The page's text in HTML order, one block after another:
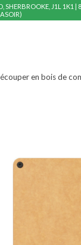
SHERBROOKE, J1L 1K1
en bois de